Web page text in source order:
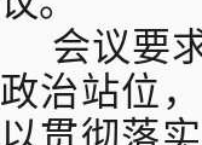
会议要
政治站位